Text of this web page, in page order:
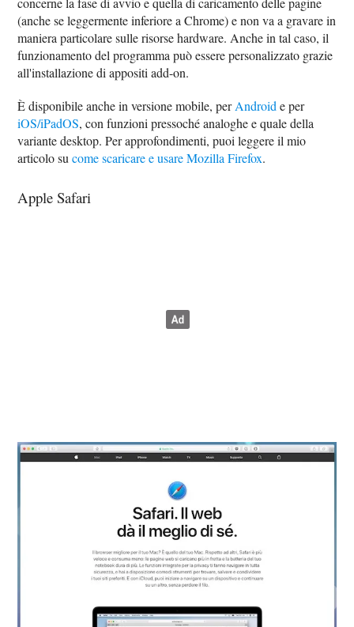
(anche se leggermente inferiore a Chrome) e non va a gravare in
maniera particolare sulle risorse hardware. Anche in tal caso, il
funzionamento del programma può essere personalizzato grazie
all'installazione di appositi add-on.
È disponibile anche in versione mobile, perAndroid e per
iOS/iPadOS, con funzioni pressoché analoghe e quale della
variante desktop. Per approfondimenti, puoi leggere il mio
articolo sucome scaricare e usare Mozilla Firefox.
Apple Safari